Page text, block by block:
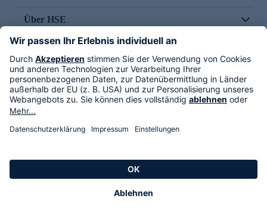
Über HSE
Im TV
HSE International